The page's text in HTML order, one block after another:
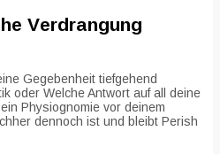
Verdrangung
Gegebenheit tiefgehend
oder Welche Antwort auf all deine
Physiognomie vor deinem
dennoch ist und bleibt Perish